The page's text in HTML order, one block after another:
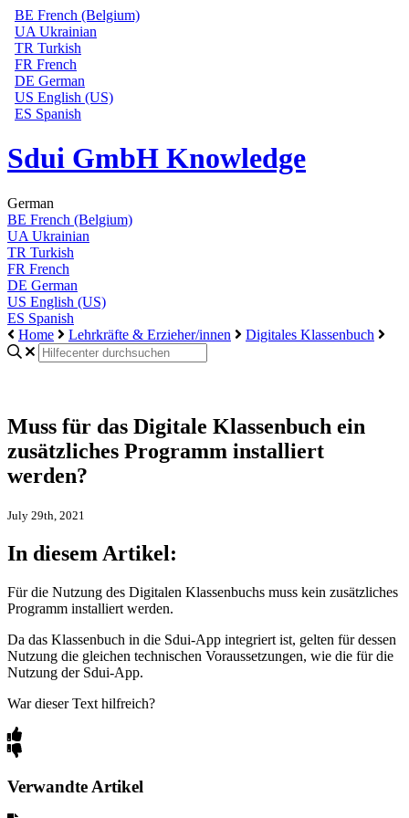
BE French (Belgium)
UA Ukrainian
TR Turkish
FR French
DE German
US English (US)
ES Spanish
Sdui GmbH Knowledge
German
BE French (Belgium)
UA Ukrainian
TR Turkish
FR French
DE German
US English (US)
ES Spanish
Home
Lehrkräfte & Erzieher/innen Digitales Klassenbuch
Muss für das Digitale Klassenbuch ein
zusätzliches Programm installiert
werden?
July 29th, 2021
In diesem Artikel:
Für die Nutzung des Digitalen Klassenbuchs muss kein zusätzliches
Programm installiert werden.
Da das Klassenbuch in die Sdui-App integriert ist, gelten für dessen
Nutzung die gleichen technischen Voraussetzungen, wie die für die
Nutzung der Sdui-App.
War dieser Text hilfreich?
Verwandte Artikel